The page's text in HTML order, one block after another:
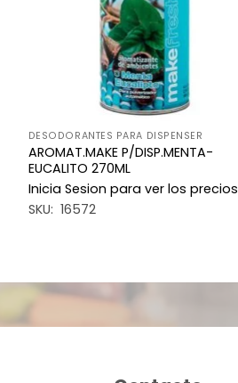
DESODORANTES PARA DISPENSER
AROMAT.MAKE P/DISP.MENTA-
EUCALITO 270ML
Inicia Sesion para ver los precios
SKU: 16572